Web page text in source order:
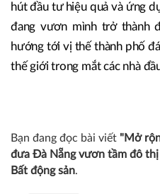
hút đầu tư hiệu quả và ứng
đang vươn mình trở thành
hướng tới vị thế thành phố
thế giới trong mắt các nhà
Bạn đang đọc bài viết "Mở
đưa Đà Nẵng vươn tầm đô
Bất động sản.